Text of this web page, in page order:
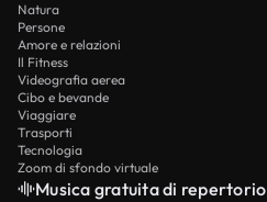
Natura
Persone
Amore e relazioni
Il Fitness
Videografia aerea
Cibo e bevande
Viaggiare
Trasporti
Tecnologia
Zoom di sfondo virtuale
Musica gratuita di repertorio